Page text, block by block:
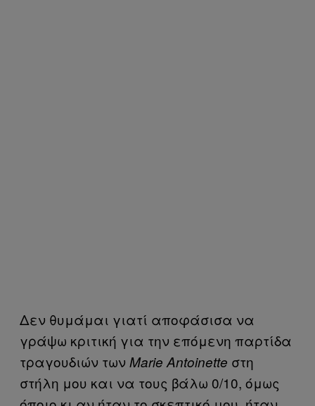
Δεν θυμάμαι γιατί αποφάσισα να
γράψω κριτική για την επόμενη παρτίδα
τραγουδιών των Marie Antoinette στη
στήλη μου και να τους βάλω 0/10, όμως